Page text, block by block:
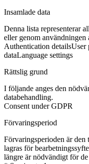
Insamlade data
Denna lista representerar
eller genom användningen
Authentication detailsUser
dataLanguage settings
Rättslig grund
I följande anges den
databehandling.
Consent under GDPR
Förvaringsperiod
Förvaringsperioden är den
lagras för
längre är nödvändigt för